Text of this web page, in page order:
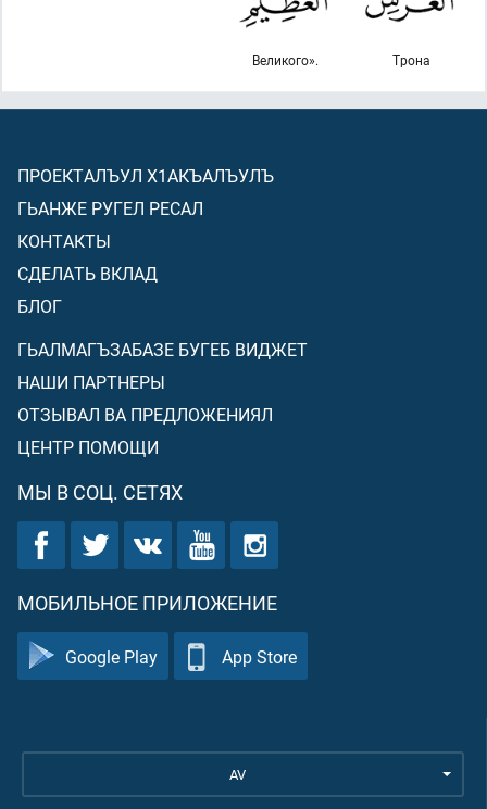
Трона
Великого».
ПРОЕКТАЛЪУЛ Х1АКЪАЛЪУЛЪ
ГЬАНЖЕ РУГЕЛ РЕСАЛ
КОНТАКТЫ
СДЕЛАТЬ ВКЛАД
БЛОГ
ГЬАЛМАГЪЗАБАЗЕ БУГЕБ ВИДЖЕТ
НАШИ ПАРТНЕРЫ
ОТЗЫВАЛ ВА ПРЕДЛОЖЕНИЯЛ
ЦЕНТР ПОМОЩИ
МЫ В СОЦ. СЕТЯХ
МОБИЛЬНОЕ ПРИЛОЖЕНИЕ
Google Play App Store
AV